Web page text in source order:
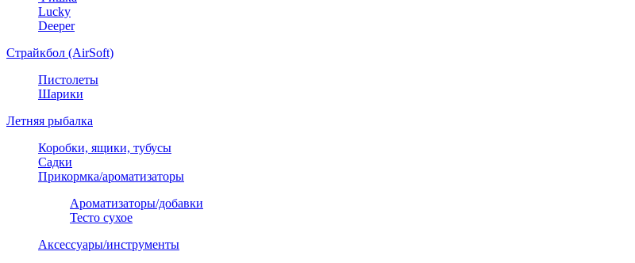
Lucky
Deeper
Страйкбол (AirSoft)
Пистолеты
Шарики
Летняя рыбалка
Коробки, ящики, тубусы
Садки
Прикормка/ароматизаторы
Ароматизаторы/добавки
Тесто сухое
Аксессуары/инструменты